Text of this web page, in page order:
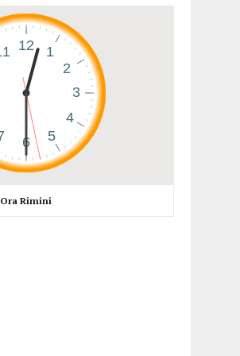
Ora Rimini